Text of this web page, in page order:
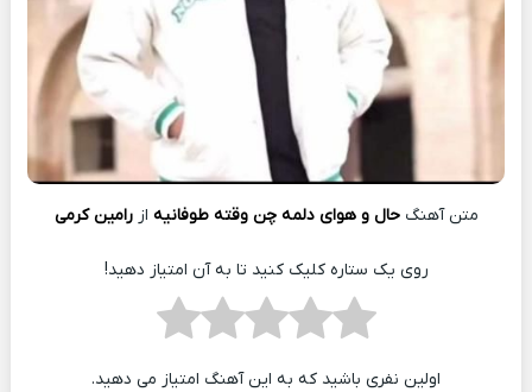
متن آهنگحال و هوای دلمه چن وقته طوفانیه ازرامین کرمی
روی یک ستاره کلیک کنید تا به آن امتیاز دهید!
اولین نفری باشید که به این آهنگ امتیاز می دهید.